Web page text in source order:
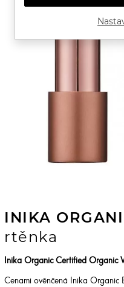
INIKA
rtěnka
Inika Organic Certified Organic
Cenami ověnčená Inika Organic